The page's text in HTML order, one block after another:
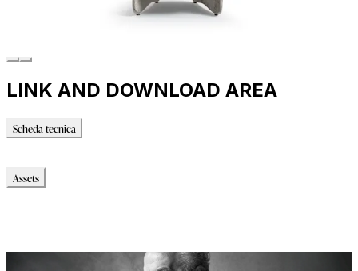
LINK AND DOWNLOAD AREA
Scheda tecnica
Assets